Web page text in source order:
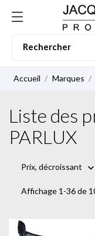
Accueil Marques
Liste des
PARLUX
Prix, décroissant 
Affichage 1-36 de